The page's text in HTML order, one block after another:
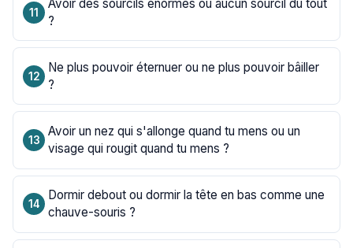
Avoir des sourcils énormes ou aucun sourcil du tout
?
Ne plus pouvoir éternuer ou ne plus pouvoir bâiller
?
Avoir un nez qui s'allonge quand tu mens ou un
visage qui rougit quand tu mens ?
Dormir debout ou dormir la tête en bas comme une
chauve-souris ?